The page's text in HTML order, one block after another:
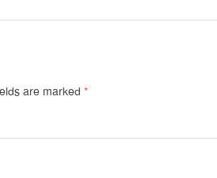
are marked *